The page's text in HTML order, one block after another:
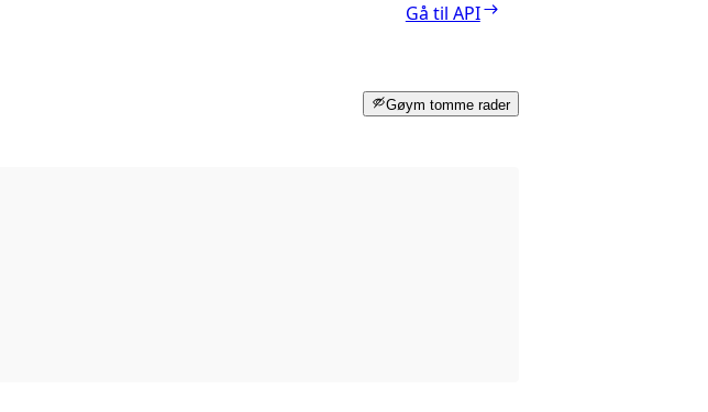
Gå til API
Gøym tomme rader